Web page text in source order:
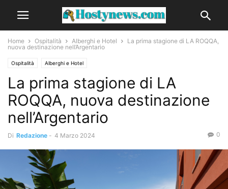
Home Ospitalità Alberghi e Hotel
La prima stagione di LA ROQQA,
nuova destinazione nell’Argentario
Ospitalità Alberghi e Hotel
La prima stagione di LA
ROQQA, nuova destinazione
nell’Argentario
Di Redazione - 4 Marzo 2024 0